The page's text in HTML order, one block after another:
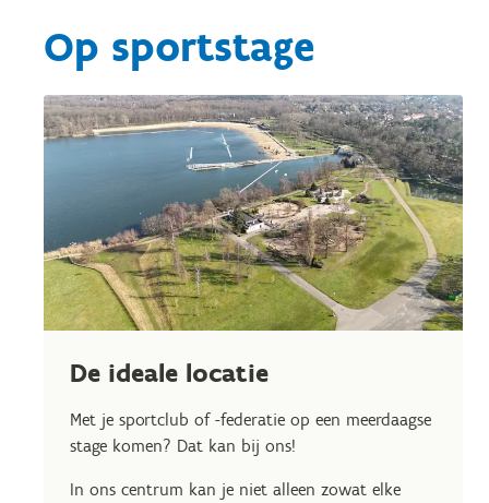
Op sportstage
De ideale locatie
Met je sportclub of -federatie op een meerdaagse
stage komen? Dat kan bij ons!
In ons centrum kan je niet alleen zowat elke